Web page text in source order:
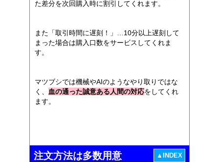
た差分を次回購入時に割引してくれます。
また「取引時間に遅刻！」…10分以上遅刻して
まった場合は購入口数をサービスしてくれま
す。
マツブシでは機械やAIのようなやり取りではな
く、
血の通った誠意ある人間の対応をしてくれ
ます。
注文方法は多数用意 ▲INDEX